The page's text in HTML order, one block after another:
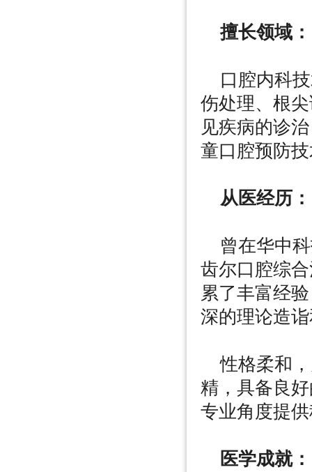
擅长领域：
口腔内科技
伤处理、根
见疾病的诊
童口腔预防
从医经历：
曾在华中科
齿尔口腔综
累了丰富经
深的理论造
性格柔和，
精，具备良
专业角度提
医学成就：